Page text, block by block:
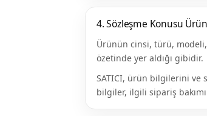
4. Sözleşme Konusu
Ürünün cinsi, türü,
özetinde yer aldığı gibidir.
SATICI, ürün bilgilerini ve
bilgiler, ilgili sipariş